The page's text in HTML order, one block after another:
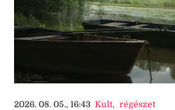
2026. 08. 05., 16:43 Kult, régészet